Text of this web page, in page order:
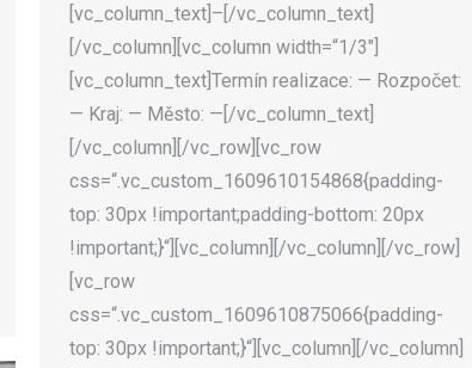
[vc_column_text]–[/vc_column_text]
[/vc_column][vc_column width=“1/3″]
[vc_column_text]Termín realizace: — Rozpočet:
— Kraj: — Město: —[/vc_column_text]
[/vc_column][/vc_row][vc_row
css=“.vc_custom_1609610154868{padding-
top: 30px !important;padding-bottom: 20px
!important;}“][vc_column][/vc_column][/vc_row]
[vc_row
css=“.vc_custom_1609610875066{padding-
top: 30px !important;}“][vc_column][/vc_column]